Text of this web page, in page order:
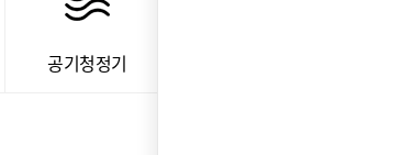
공기청정기